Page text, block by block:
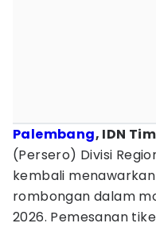
Palembang, IDN
(Persero) Divisi
kembali
rombongan dalam
2026. Pemesanan